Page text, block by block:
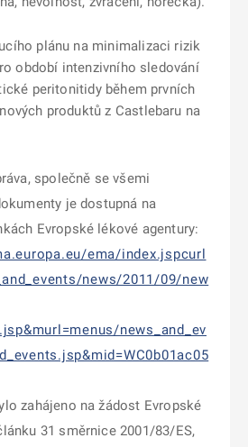
plánu na minimalizaci rizik
období intenzivního sledování
peritonitidy během prvních
produktů z Castlebaru na
společně se všemi
je dostupná na
Evropské lékové agentury:
ema/index.jspcurl
news/2011/09/new
news_and_ev
zahájeno na žádost Evropské
31 směrnice 2001/83/ES,